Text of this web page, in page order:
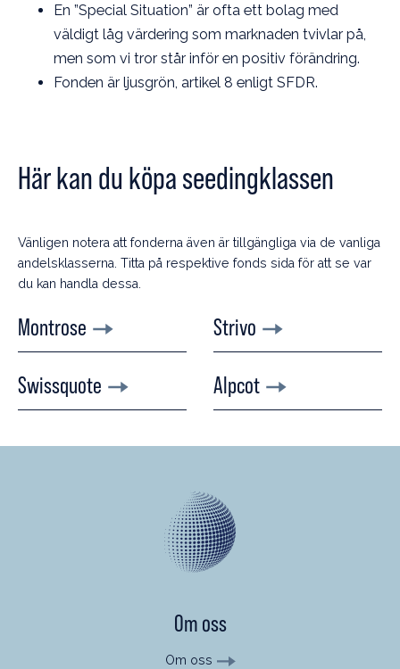
En ”Special Situation” är ofta ett bolag med
väldigt låg värdering som marknaden tvivlar på,
men som vi tror står inför en positiv förändring.
Fonden är ljusgrön, artikel 8 enligt SFDR.
Här kan du köpa seedingklassen
Vänligen notera att fonderna även är tillgängliga via de vanliga
andelsklasserna. Titta på respektive fonds sida för att se var
du kan handla dessa.
Montrose Strivo
Swissquote Alpcot
Om oss
Om oss